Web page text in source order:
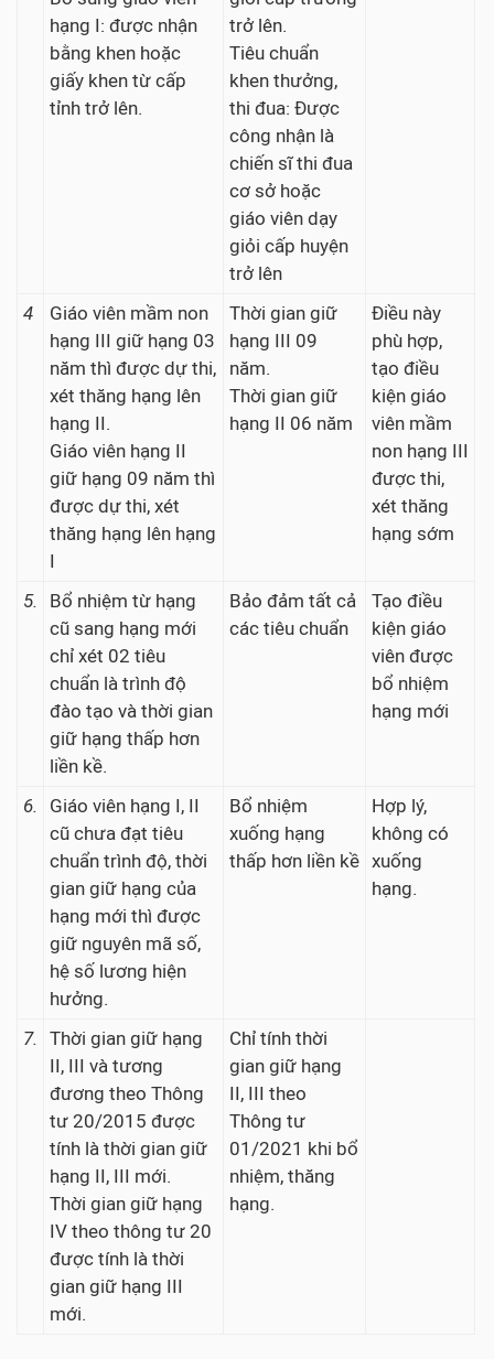
hạng I: được nhận
bằng khen hoặc
giấy khen từ cấp
tỉnh trở lên.
trở lên.
Tiêu chuẩn
khen thưởng,
thi đua: Được
công nhận là
chiến sĩ thi đua
cơ sở hoặc
giáo viên dạy
giỏi cấp huyện
trở lên
4
Giáo viên mầm non
hạng III giữ hạng 03
năm thì được dự thi,
xét thăng hạng lên
hạng II.
Giáo viên hạng II
giữ hạng 09 năm thì
được dự thi, xét
thăng hạng lên hạng
I
Thời gian giữ
hạng III 09
năm.
Thời gian giữ
hạng II 06 năm
Điều này
phù hợp,
tạo điều
kiện giáo
viên mầm
non hạng III
được thi,
xét thăng
hạng sớm
5.
Bổ nhiệm từ hạng
cũ sang hạng mới
chỉ xét 02 tiêu
chuẩn là trình độ
đào tạo và thời gian
giữ hạng thấp hơn
liền kề.
Bảo đảm tất cả
các tiêu chuẩn
Tạo điều
kiện giáo
viên được
bổ nhiệm
hạng mới
6.
Giáo viên hạng I, II
cũ chưa đạt tiêu
chuẩn trình độ, thời
gian giữ hạng của
hạng mới thì được
giữ nguyên mã số,
hệ số lương hiện
hưởng.
Bổ nhiệm
xuống hạng
thấp hơn liền kề
Hợp lý,
không có
xuống
hạng.
7. Thời gian giữ hạng
II, III và tương
đương theo Thông
tư 20/2015 được
tính là thời gian giữ
hạng II, III mới.
Thời gian giữ hạng
IV theo thông tư 20
được tính là thời
gian giữ hạng III
mới.
Chỉ tính thời
gian giữ hạng
II, III theo
Thông tư
01/2021 khi bổ
nhiệm, thăng
hạng.